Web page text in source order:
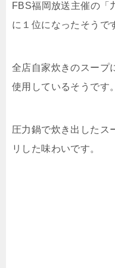
FBS福岡放送主催の「
に１位になったそうで
全店自家炊きのスープ
使用しているそうです。
圧力鍋で炊き出したス
リした味わいです。